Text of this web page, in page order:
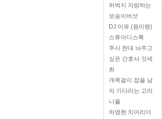
허벅지 자랑하는
보송이버섯
DJ 미유 (원미령)
스튜어디스룩
주사 한대 놔주고
싶은 간호사 갓세
희
개목걸이 잡을 남
자 기다리는 고라
니율
차영현 치어리더